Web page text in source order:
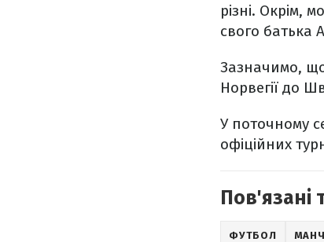
різні. Окрім,
свого батька
Зазначимо, що
Норвегії до
У поточному
офіційних
Пов'язані
ФУТБОЛ